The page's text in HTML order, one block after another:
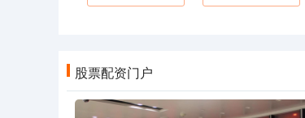
股票配资门户